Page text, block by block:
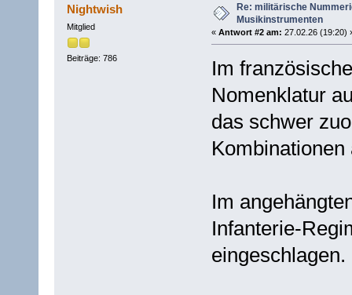
Nightwish
Mitglied
Beiträge: 786
Re: militärische
Musikinstrumenten
« Antwort #2 am: 27.02.26 (19:20)
Im
Nomenklatur
das schwer
Im
Infanterie-
eingeschlagen.